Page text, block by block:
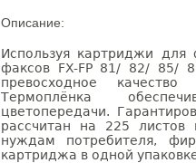
Описание:
Используя картриджи
факсов FX-FP 81/ 82/ 85/
превосходное
Термоплёнка
цветопередачи.
рассчитан на 225
нуждам потребителя,
картриджа в одной